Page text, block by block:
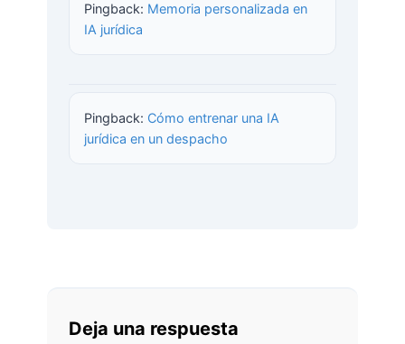
Pingback: Memoria personalizada en
IA jurídica
Pingback: Cómo entrenar una IA
jurídica en un despacho
Deja una respuesta